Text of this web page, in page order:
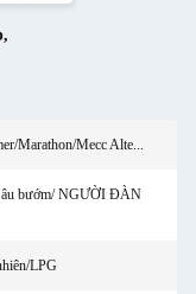
,
Marathon/Mecc Alte...
bướm/ NGƯỜI ĐÀN
LPG